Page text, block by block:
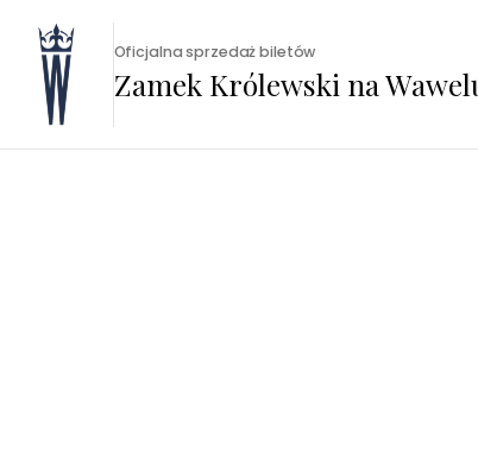
Oficjalna sprzedaż biletów
Zamek Królewski na